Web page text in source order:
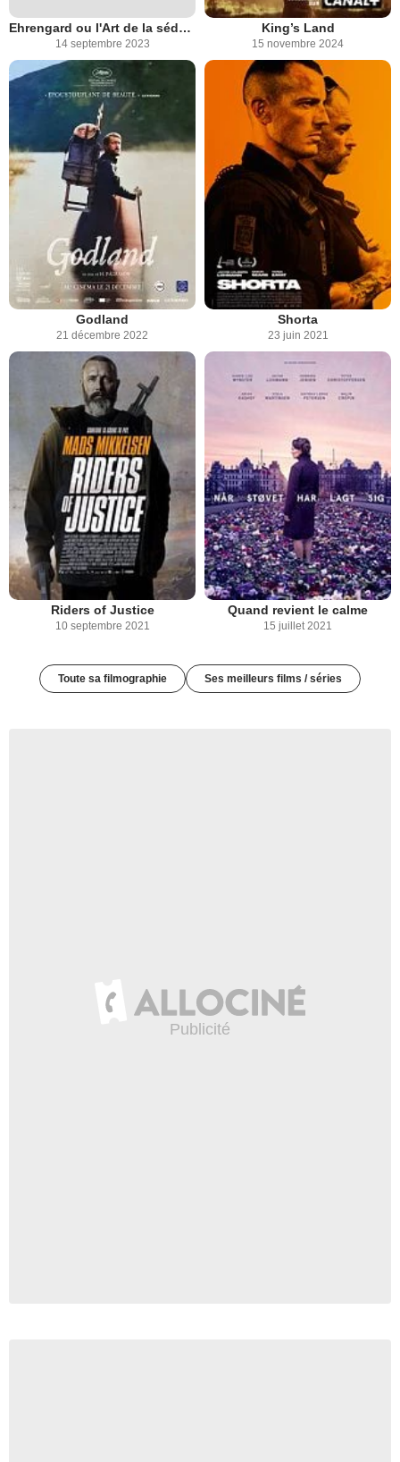
Ehrengard ou l'Art de la séduction
14 septembre 2023
King’s Land
15 novembre 2024
Godland
21 décembre 2022
Shorta
23 juin 2021
Riders of Justice
10 septembre 2021
Quand revient le calme
15 juillet 2021
Toute sa filmographie Ses meilleurs films / séries